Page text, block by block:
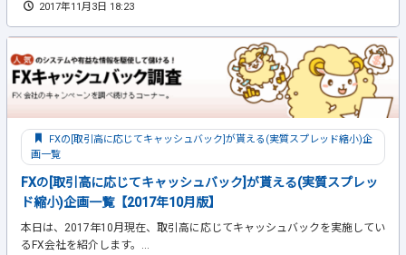
2017年11月3日 18:23
FXの[取引高に応じてキャッシュバック]が貰える(実質スプレッド縮小)企
画一覧
FXの[取引高に応じてキャッシュバック]が貰える(実質スプレッ
ド縮小)企画一覧【2017年10月版】
本日は、2017年10月現在、取引高に応じてキャッシュバックを実施してい
るFX会社を紹介します。...